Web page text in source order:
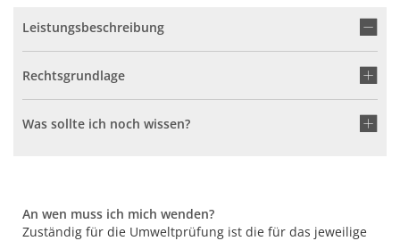
Leistungsbeschreibung
Rechtsgrundlage
Was sollte ich noch wissen?
An wen muss ich mich wenden?
Zuständig für die Umweltprüfung ist die für das jeweilige